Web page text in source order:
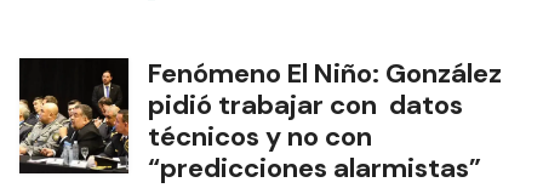
Fenómeno El Niño: González
pidió trabajar con datos
técnicos y no con
“predicciones alarmistas”